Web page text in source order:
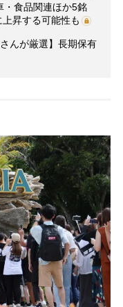
・食品関連ほか5銘
昇する可能性も
んが厳選】長期保有